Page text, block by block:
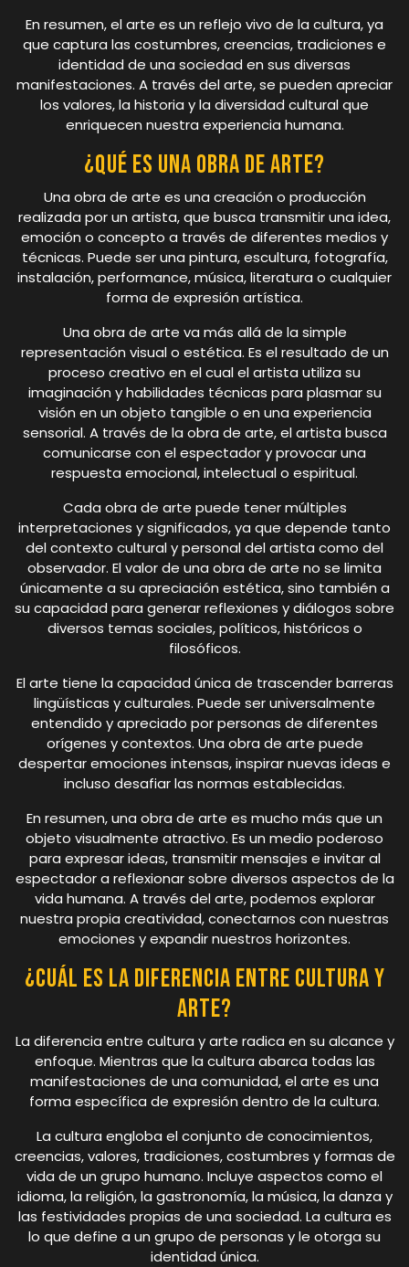
En resumen, el arte es un reflejo vivo de la cultura, ya
que captura las costumbres, creencias, tradiciones e
identidad de una sociedad en sus diversas
manifestaciones. A través del arte, se pueden apreciar
los valores, la historia y la diversidad cultural que
enriquecen nuestra experiencia humana.
¿Qué es una obra de arte?
Una obra de arte es una creación o producción
realizada por un artista, que busca transmitir una idea,
emoción o concepto a través de diferentes medios y
técnicas. Puede ser una pintura, escultura, fotografía,
instalación, performance, música, literatura o cualquier
forma de expresión artística.
Una obra de arte va más allá de la simple
representación visual o estética. Es el resultado de un
proceso creativo en el cual el artista utiliza su
imaginación y habilidades técnicas para plasmar su
visión en un objeto tangible o en una experiencia
sensorial. A través de la obra de arte, el artista busca
comunicarse con el espectador y provocar una
respuesta emocional, intelectual o espiritual.
Cada obra de arte puede tener múltiples
interpretaciones y significados, ya que depende tanto
del contexto cultural y personal del artista como del
observador. El valor de una obra de arte no se limita
únicamente a su apreciación estética, sino también a
su capacidad para generar reflexiones y diálogos sobre
diversos temas sociales, políticos, históricos o
filosóficos.
El arte tiene la capacidad única de trascender barreras
lingüísticas y culturales. Puede ser universalmente
entendido y apreciado por personas de diferentes
orígenes y contextos. Una obra de arte puede
despertar emociones intensas, inspirar nuevas ideas e
incluso desafiar las normas establecidas.
En resumen, una obra de arte es mucho más que un
objeto visualmente atractivo. Es un medio poderoso
para expresar ideas, transmitir mensajes e invitar al
espectador a reflexionar sobre diversos aspectos de la
vida humana. A través del arte, podemos explorar
nuestra propia creatividad, conectarnos con nuestras
emociones y expandir nuestros horizontes.
¿Cuál es la diferencia entre cultura y
arte?
La diferencia entre cultura y arte radica en su alcance y
enfoque. Mientras que la cultura abarca todas las
manifestaciones de una comunidad, el arte es una
forma específica de expresión dentro de la cultura.
La cultura engloba el conjunto de conocimientos,
creencias, valores, tradiciones, costumbres y formas de
vida de un grupo humano. Incluye aspectos como el
idioma, la religión, la gastronomía, la música, la danza y
las festividades propias de una sociedad. La cultura es
lo que define a un grupo de personas y le otorga su
identidad única.